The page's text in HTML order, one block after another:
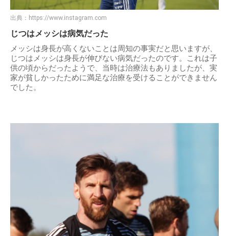
出典： https://www.instagram.com
じつはメッシは病気だった
メッシは身長が高くないことは周知の事実だと思いますが、
じつはメッシは身長が伸びない病気だったのです。これは子
供の頃からだったようで、当時は治療法もありましたが、実
家が貧しかったために満足な治療を受けることができません
でした。